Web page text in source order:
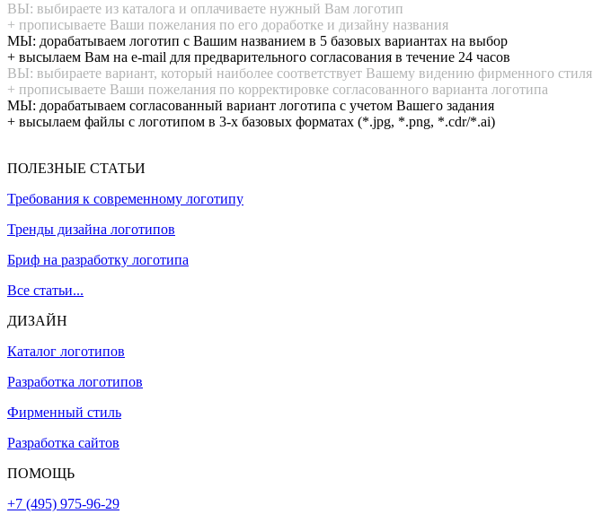
ВЫ: выбираете из каталога и оплачиваете нужный Вам логотип
+ прописываете Ваши пожелания по его доработке и дизайну названия
МЫ: дорабатываем логотип с Вашим названием в 5 базовых вариантах на выбор
+ высылаем Вам на e-mail для предварительного согласования в течение 24 часов
ВЫ: выбираете вариант, который наиболее соответствует Вашему видению фирменного стиля
+ прописываете Ваши пожелания по корректировке согласованного варианта логотипа
МЫ: дорабатываем согласованный вариант логотипа с учетом Вашего задания
+ высылаем файлы с логотипом в 3-х базовых форматах (*.jpg, *.png, *.cdr/*.ai)
ПОЛЕЗНЫЕ СТАТЬИ
Требования к современному логотипу
Тренды дизайна логотипов
Бриф на разработку логотипа
Все статьи...
ДИЗАЙН
Каталог логотипов
Разработка логотипов
Фирменный стиль
Разработка сайтов
ПОМОЩЬ
+7 (495) 975-96-29